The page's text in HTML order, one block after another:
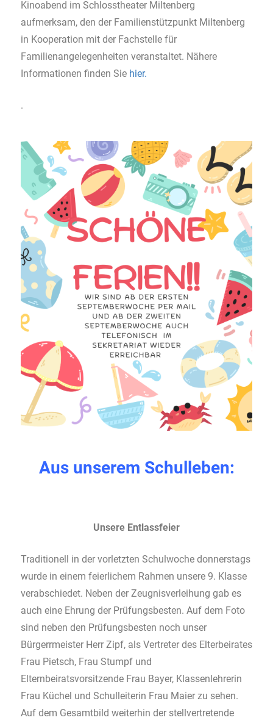
Kinoabend im Schlosstheater Miltenberg
aufmerksam, den der Familienstützpunkt Miltenberg
in Kooperation mit der Fachstelle für
Familienangelegenheiten veranstaltet. Nähere
Informationen finden Sie hier.
.
Aus unserem Schulleben:
Unsere Entlassfeier
Traditionell in der vorletzten Schulwoche donnerstags
wurde in einem feierlichem Rahmen unsere 9. Klasse
verabschiedet. Neben der Zeugnisverleihung gab es
auch eine Ehrung der Prüfungsbesten. Auf dem Foto
sind neben den Prüfungsbesten noch unser
Bürgerrmeister Herr Zipf, als Vertreter des Elterbeirates
Frau Pietsch, Frau Stumpf und
Elternbeiratsvorsitzende Frau Bayer, Klassenlehrerin
Frau Küchel und Schulleiterin Frau Maier zu sehen.
Auf dem Gesamtbild weiterhin der stellvertretende